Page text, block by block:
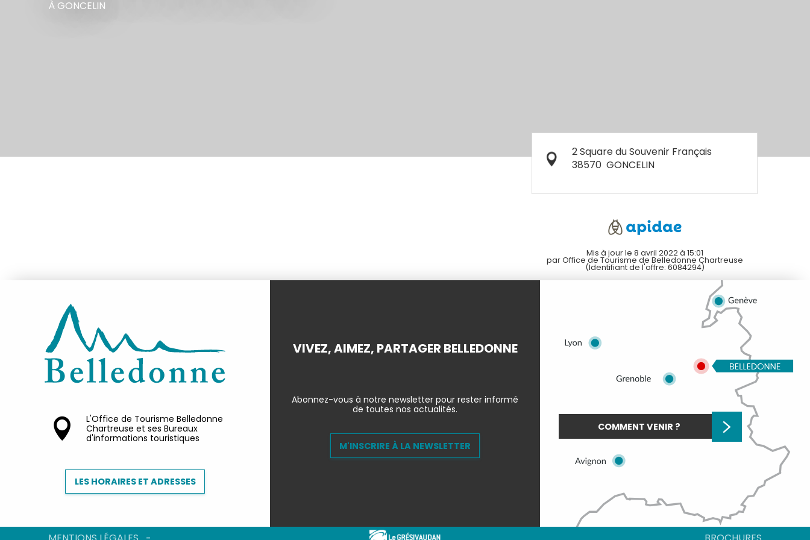
À GONCELIN
2 Square du Souvenir Français
38570 GONCELIN
Mis à jour le 8 avril 2022 à 15:01
par Office de Tourisme de Belledonne Chartreuse
(Identifiant de l'offre: 6084294)
L'Office de Tourisme Belledonne
Chartreuse et ses Bureaux
d'informations touristiques
LES HORAIRES ET ADRESSES
VIVEZ, AIMEZ, PARTAGER BELLEDONNE
Abonnez-vous à notre newsletter pour rester informé
de toutes nos actualités.
M'INSCRIRE À LA NEWSLETTER
COMMENT VENIR ?